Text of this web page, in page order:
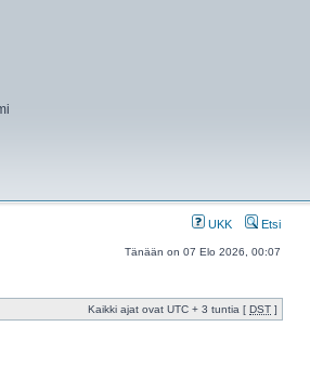
UKK Etsi
Tänään on 07 Elo 2026, 00:07
Kaikki ajat ovat UTC + 3 tuntia [ DST ]